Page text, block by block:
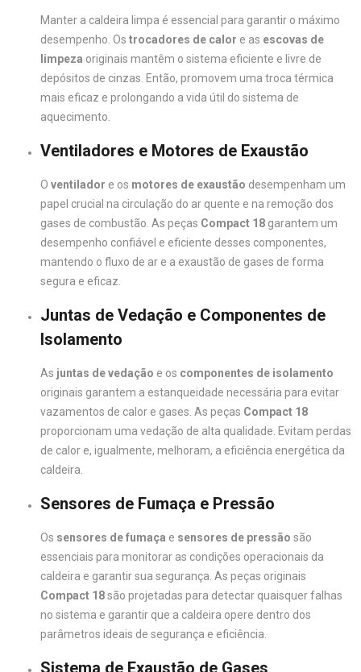
Manter a caldeira limpa é essencial para garantir o máximo
desempenho. Os trocadores de calor e as escovas de
limpeza originais mantêm o sistema eficiente e livre de
depósitos de cinzas. Então, promovem uma troca térmica
mais eficaz e prolongando a vida útil do sistema de
aquecimento.
Ventiladores e Motores de Exaustão
O ventilador e os motores de exaustão desempenham um
papel crucial na circulação do ar quente e na remoção dos
gases de combustão. As peças Compact 18 garantem um
desempenho confiável e eficiente desses componentes,
mantendo o fluxo de ar e a exaustão de gases de forma
segura e eficaz.
Juntas de Vedação e Componentes de
Isolamento
As juntas de vedação e os componentes de isolamento
originais garantem a estanqueidade necessária para evitar
vazamentos de calor e gases. As peças Compact 18
proporcionam uma vedação de alta qualidade. Evitam perdas
de calor e, igualmente, melhoram, a eficiência energética da
caldeira.
Sensores de Fumaça e Pressão
Os sensores de fumaça e sensores de pressão são
essenciais para monitorar as condições operacionais da
caldeira e garantir sua segurança. As peças originais
Compact 18são projetadas para detectar quaisquer falhas
no sistema e garantir que a caldeira opere dentro dos
parâmetros ideais de segurança e eficiência.
Sistema de Exaustão de Gases